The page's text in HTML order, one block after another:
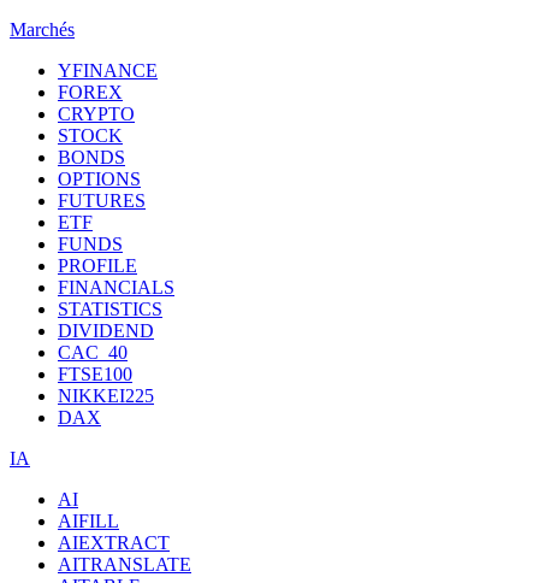
Marchés
YFINANCE
FOREX
CRYPTO
STOCK
BONDS
OPTIONS
FUTURES
ETF
FUNDS
PROFILE
FINANCIALS
STATISTICS
DIVIDEND
CAC_40
FTSE100
NIKKEI225
DAX
IA
AI
AIFILL
AIEXTRACT
AITRANSLATE